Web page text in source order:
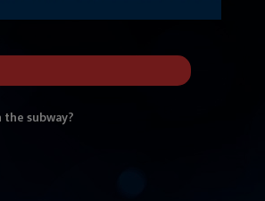
subway?